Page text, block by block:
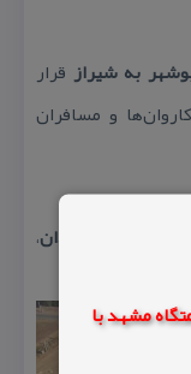
هتل و اقامتگاه مشهد با
به شیراز قرار
و مسافران
به عنوان
زندان،